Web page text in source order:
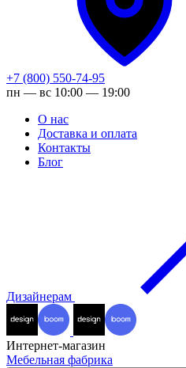
+7 (800) 550-74-95
пн — вс 10:00 — 19:00
О нас
Доставка и оплата
Контакты
Блог
Дизайнерам
Интернет-магазин
Мебельная фабрика